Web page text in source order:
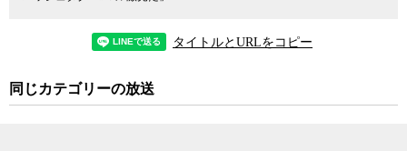
れっきとした「記者クラブメディア」であることには変わりがな
い。にもかかわらず、なぜ東京新聞だけが反原発路線を突っ走るこ
タイトルとURLをコピー
同じカテゴリーの放送